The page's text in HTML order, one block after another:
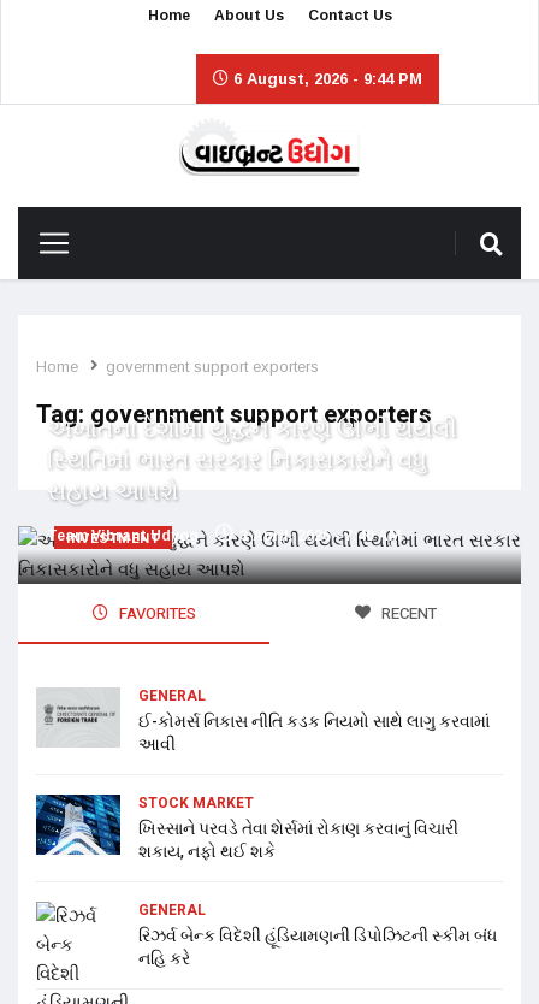
Home About Us Contact Us
6 August, 2026 - 9:44 PM
Home government support exporters
Tag: government support exporters
INVESTMENT
અખાતના દેશોમાં યુદ્ધને કારણે ઊભી થયેલી
સ્થિતિમાં ભારત સરકાર નિકાસકારોને વધુ
સહાય આપશે
Team Vibrant Udyog 3 April, 2026 - 7:40 AM
FAVORITES RECENT
GENERAL
ઈ-કોમર્સ નિકાસ નીતિ કડક નિયમો સાથે લાગુ કરવામાં
આવી
STOCK MARKET
ખિસ્સાને પરવડે તેવા શેર્સમાં રોકાણ કરવાનું વિચારી
શકાય, નફો થઈ શકે
GENERAL
રિઝર્વ બેન્ક વિદેશી હૂંડિયામણની ડિપોઝિટની સ્કીમ બંધ
નહિ કરે